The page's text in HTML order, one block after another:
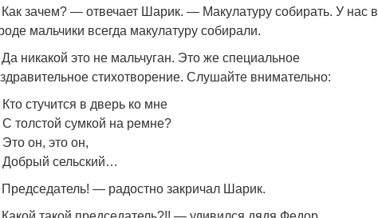
зачем? — отвечает Шарик. — Макулатуру собирать. У нас в
мальчики всегда макулатуру собирали.
никакой это не мальчуган. Это же специальное
стихотворение. Слушайте внимательно:
Кто стучится в дверь ко мне
С толстой сумкой на ремне?
Это он, это он,
Добрый сельский…
— радостно закричал Шарик.